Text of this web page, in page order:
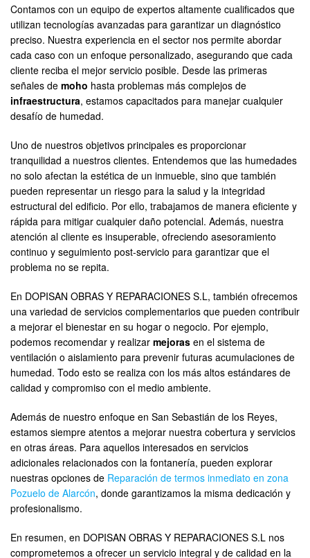
Contamos con un equipo de expertos altamente cualificados que
utilizan tecnologías avanzadas para garantizar un diagnóstico
preciso. Nuestra experiencia en el sector nos permite abordar
cada caso con un enfoque personalizado, asegurando que cada
cliente reciba el mejor servicio posible. Desde las primeras
señales de moho hasta problemas más complejos de
infraestructura, estamos capacitados para manejar cualquier
desafío de humedad.
Uno de nuestros objetivos principales es proporcionar
tranquilidad a nuestros clientes. Entendemos que las humedades
no solo afectan la estética de un inmueble, sino que también
pueden representar un riesgo para la salud y la integridad
estructural del edificio. Por ello, trabajamos de manera eficiente y
rápida para mitigar cualquier daño potencial. Además, nuestra
atención al cliente es insuperable, ofreciendo asesoramiento
continuo y seguimiento post-servicio para garantizar que el
problema no se repita.
En DOPISAN OBRAS Y REPARACIONES S.L, también ofrecemos
una variedad de servicios complementarios que pueden contribuir
a mejorar el bienestar en su hogar o negocio. Por ejemplo,
podemos recomendar y realizar mejoras en el sistema de
ventilación o aislamiento para prevenir futuras acumulaciones de
humedad. Todo esto se realiza con los más altos estándares de
calidad y compromiso con el medio ambiente.
Además de nuestro enfoque en San Sebastián de los Reyes,
estamos siempre atentos a mejorar nuestra cobertura y servicios
en otras áreas. Para aquellos interesados en servicios
adicionales relacionados con la fontanería, pueden explorar
nuestras opciones de Reparación de termos inmediato en zona
Pozuelo de Alarcón, donde garantizamos la misma dedicación y
profesionalismo.
En resumen, en DOPISAN OBRAS Y REPARACIONES S.L nos
comprometemos a ofrecer un servicio integral y de calidad en la